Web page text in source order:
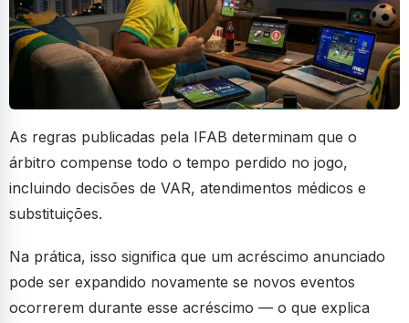
As regras publicadas pela IFAB determinam que o
árbitro compense todo o tempo perdido no jogo,
incluindo decisões de VAR, atendimentos médicos e
substituições.
Na prática, isso significa que um acréscimo anunciado
pode ser expandido novamente se novos eventos
ocorrerem durante esse acréscimo — o que explica